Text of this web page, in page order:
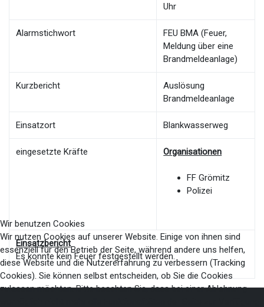
Uhr
Alarmstichwort
FEU BMA (Feuer,
Meldung über eine
Brandmeldeanlage)
Kurzbericht
Auslösung
Brandmeldeanlage
Einsatzort Blankwasserweg
eingesetzte Kräfte Organisationen
FF Grömitz
Polizei
Einsatzbericht
Es konnte kein Feuer festgestellt werden.
Wir benutzen Cookies
Wir nutzen Cookies auf unserer Website. Einige von ihnen sind
essenziell für den Betrieb der Seite, während andere uns helfen,
diese Website und die Nutzererfahrung zu verbessern (Tracking
Cookies). Sie können selbst entscheiden, ob Sie die Cookies
zulassen möchten. Bitte beachten Sie, dass bei einer Ablehnung